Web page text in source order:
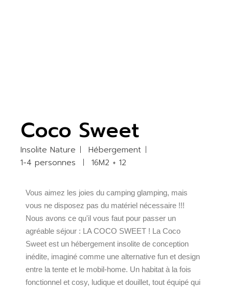
Coco Sweet
Insolite Nature
Hébergement
1-4 personnes
16M2 + 12
Vous aimez les joies du camping glamping, mais
vous ne disposez pas du matériel nécessaire !!!
Nous avons ce qu'il vous faut pour passer un
agréable séjour : LA COCO SWEET ! La Coco
Sweet est un hébergement insolite de conception
inédite, imaginé comme une alternative fun et design
entre la tente et le mobil-home. Un habitat à la fois
fonctionnel et cosy, ludique et douillet, tout équipé qui